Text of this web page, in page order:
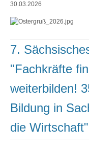
30.03.2026
7.
"Fachkräfte
weiterbilden!
Bildung in
die Wirtschaft"